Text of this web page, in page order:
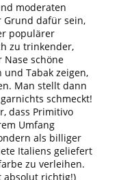
moderaten
dafür sein,
populärer
zu trinkender,
schöne
und Tabak zeigen,
Man stellt dann
schmeckt!
dass Primitivo
Umfang
als billiger
Italiens geliefert
zu verleihen.
absolut richtig!)